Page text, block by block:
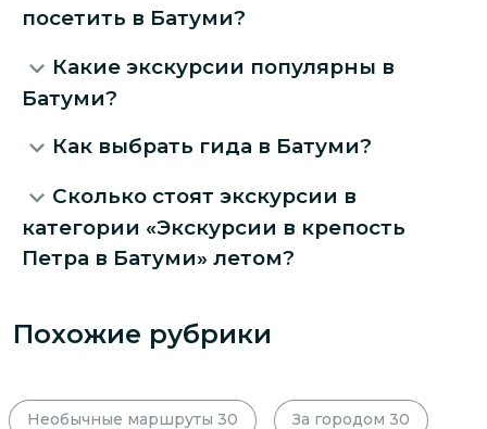
посетить в Батуми?
Какие экскурсии популярны в
Батуми?
Как выбрать гида в Батуми?
Сколько стоят экскурсии в
категории «Экскурсии в крепость
Петра в Батуми» летом?
Похожие рубрики
Необычные маршруты 30 За городом 30